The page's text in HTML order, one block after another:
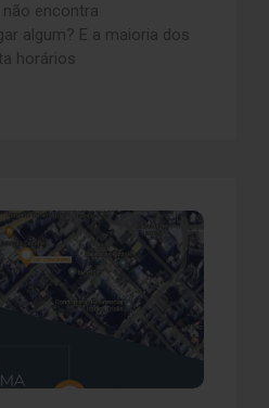
encontra
algum? E a maioria dos
horários